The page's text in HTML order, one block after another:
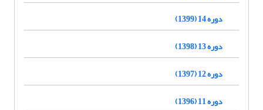
دوره 14 (1399)
دوره 13 (1398)
دوره 12 (1397)
دوره 11 (1396)